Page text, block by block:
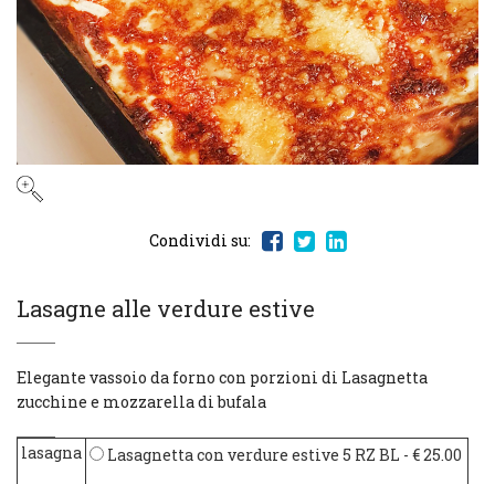
Condividi su:
Lasagne alle verdure estive
Elegante vassoio da forno con porzioni di Lasagnetta
zucchine e mozzarella di bufala
lasagna Lasagnetta con verdure estive 5 RZ BL - € 25.00